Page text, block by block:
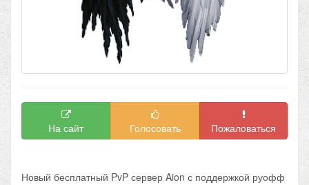
На сайт Голосовать Пожаловаться
Новый бесплатный PvP сервер Aion с поддержкой руофф